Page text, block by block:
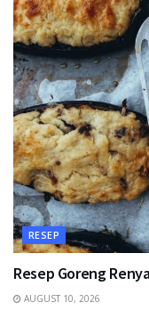
RESEP
Resep Goreng
AUGUST 10, 2026